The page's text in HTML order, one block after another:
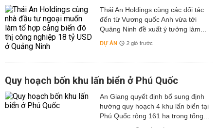
Thái An Holdings cùng các đối tác
đến từ Vương quốc Anh vừa tới
Quảng Ninh đề xuất ý tưởng làm...
DỰ ÁN 2 giờ trước
Quy hoạch bốn khu lấn biển ở Phú Quốc
An Giang quyết định bổ sung định
hướng quy hoạch 4 khu lấn biển tại
Phú Quốc rộng 161 ha trong tổng...